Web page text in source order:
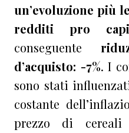
un’evoluzione più
redditi pro
conseguente
d’acquisto: -7%. I
sono stati
costante
prezzo di